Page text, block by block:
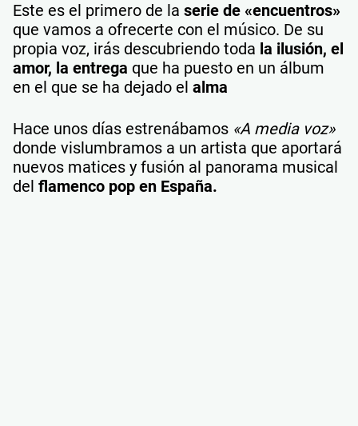
Este es el primero de la serie de «encuentros»
que vamos a ofrecerte con el músico. De su
propia voz, irás descubriendo toda la ilusión, el
amor, la entrega que ha puesto en un álbum
en el que se ha dejado el alma
Hace unos días estrenábamos «A media voz»
donde vislumbramos a un artista que aportará
nuevos matices y fusión al panorama musical
del flamenco pop en España.